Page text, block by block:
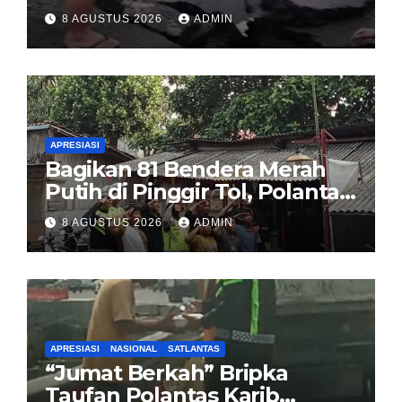
dan Usut Tuntas Dugaan
Korupsi Proyek Jalan
Sirombu-Afulu (MYC) Senilai
Rp321 Miliar
8 AGUSTUS 2026 ADMIN
APRESIASI
Bagikan 81 Bendera Merah
Putih di Pinggir Tol, Polantas
Karib BSD Ajak Warga Miskin
Kibarkan Sang Saka
8 AGUSTUS 2026 ADMIN
APRESIASI NASIONAL SATLANTAS
“Jumat Berkah” Bripka
Taufan Polantas Karib